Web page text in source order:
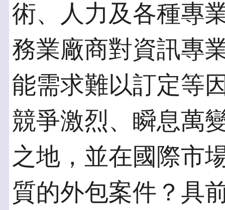
術、人力及各種專
務業廠商對資訊專
能需求難以訂定等
競爭激烈、瞬息萬
之地，並在國際市
質的外包案件？具